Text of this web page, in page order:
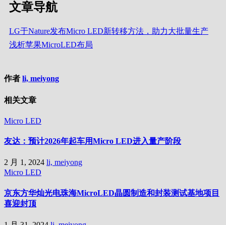
文章导航
LG于Nature发布Micro LED新转移方法，助力大批量生产
浅析苹果MicroLED布局
作者 li, meiyong
相关文章
Micro LED
友达：预计2026年起车用Micro LED进入量产阶段
2 月 1, 2024 li, meiyong
Micro LED
京东方华灿光电珠海MicroLED晶圆制造和封装测试基地项目
喜迎封顶